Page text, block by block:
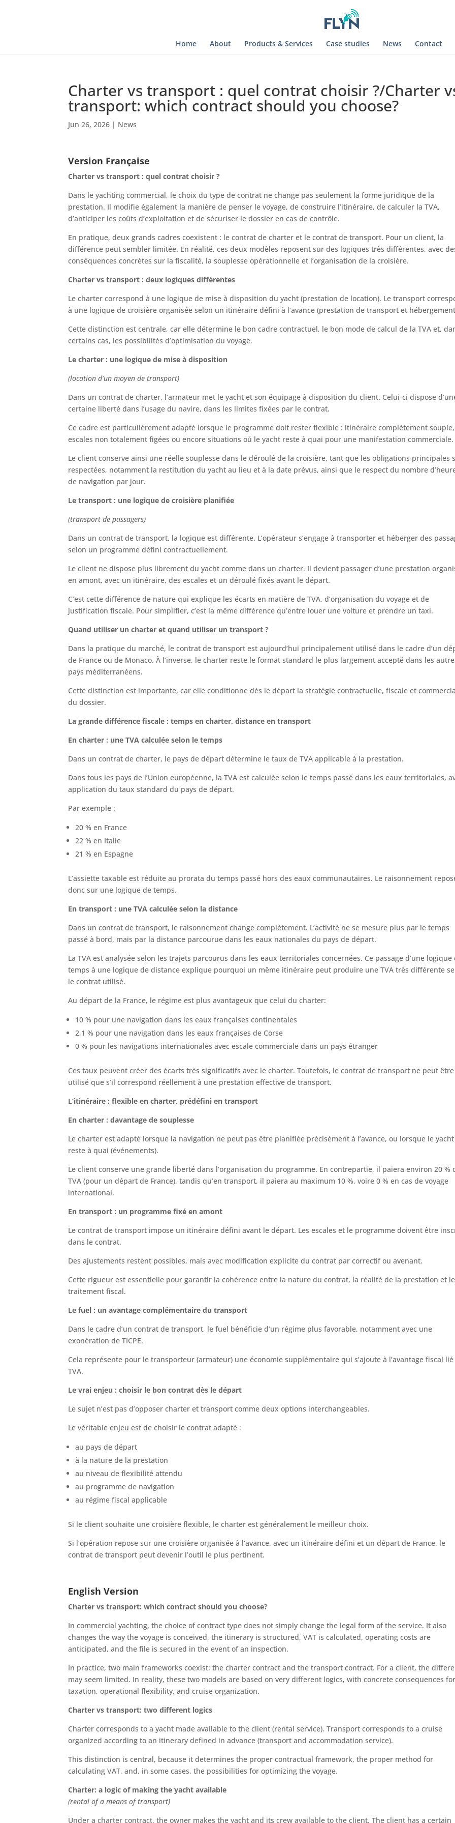
Home About Products & Services Case studies News Contact
Charter vs transport : quel contrat choisir ?/Charter
transport: which contract should you choose?
Jun 26, 2026 | News
Version Française
Charter vs transport : quel contrat choisir ?
Dans le yachting commercial, le choix du type de contrat ne change pas seulement la forme juridique de la
prestation. Il modifie également la manière de penser le voyage, de construire l’itinéraire, de calculer la TVA,
d’anticiper les coûts d’exploitation et de sécuriser le dossier en cas de contrôle.
En pratique, deux grands cadres coexistent : le contrat de charter et le contrat de transport. Pour un client, la
différence peut sembler limitée. En réalité, ces deux modèles reposent sur des logiques très différentes, avec
conséquences concrètes sur la fiscalité, la souplesse opérationnelle et l’organisation de la croisière.
Charter vs transport : deux logiques différentes
Le charter correspond à une logique de mise à disposition du yacht (prestation de location). Le transport
à une logique de croisière organisée selon un itinéraire défini à l’avance (prestation de transport et
Cette distinction est centrale, car elle détermine le bon cadre contractuel, le bon mode de calcul de la TVA et,
certains cas, les possibilités d’optimisation du voyage.
Le charter : une logique de mise à disposition
(location d’un moyen de transport)
Dans un contrat de charter, l’armateur met le yacht et son équipage à disposition du client. Celui-ci dispose
certaine liberté dans l’usage du navire, dans les limites fixées par le contrat.
Ce cadre est particulièrement adapté lorsque le programme doit rester flexible : itinéraire complètement souple,
escales non totalement figées ou encore situations où le yacht reste à quai pour une manifestation commerciale.
Le client conserve ainsi une réelle souplesse dans le déroulé de la croisière, tant que les obligations principales
respectées, notamment la restitution du yacht au lieu et à la date prévus, ainsi que le respect du nombre
de navigation par jour.
Le transport : une logique de croisière planifiée
(transport de passagers)
Dans un contrat de transport, la logique est différente. L’opérateur s’engage à transporter et héberger des
selon un programme défini contractuellement.
Le client ne dispose plus librement du yacht comme dans un charter. Il devient passager d’une prestation
en amont, avec un itinéraire, des escales et un déroulé fixés avant le départ.
C’est cette différence de nature qui explique les écarts en matière de TVA, d’organisation du voyage et de
justification fiscale. Pour simplifier, c’est la même différence qu’entre louer une voiture et prendre un taxi.
Quand utiliser un charter et quand utiliser un transport ?
Dans la pratique du marché, le contrat de transport est aujourd’hui principalement utilisé dans le cadre d’un
de France ou de Monaco. À l’inverse, le charter reste le format standard le plus largement accepté dans les
pays méditerranéens.
Cette distinction est importante, car elle conditionne dès le départ la stratégie contractuelle, fiscale et
du dossier.
La grande différence fiscale : temps en charter, distance en transport
En charter : une TVA calculée selon le temps
Dans un contrat de charter, le pays de départ détermine le taux de TVA applicable à la prestation.
Dans tous les pays de l’Union européenne, la TVA est calculée selon le temps passé dans les eaux territoriales,
application du taux standard du pays de départ.
Par exemple :
20 % en France
22 % en Italie
21 % en Espagne
L’assiette taxable est réduite au prorata du temps passé hors des eaux communautaires. Le raisonnement
donc sur une logique de temps.
En transport : une TVA calculée selon la distance
Dans un contrat de transport, le raisonnement change complètement. L’activité ne se mesure plus par le temps
passé à bord, mais par la distance parcourue dans les eaux nationales du pays de départ.
La TVA est analysée selon les trajets parcourus dans les eaux territoriales concernées. Ce passage d’une logique
temps à une logique de distance explique pourquoi un même itinéraire peut produire une TVA très différente
le contrat utilisé.
Au départ de la France, le régime est plus avantageux que celui du charter:
10 % pour une navigation dans les eaux françaises continentales
2,1 % pour une navigation dans les eaux françaises de Corse
0 % pour les navigations internationales avec escale commerciale dans un pays étranger
Ces taux peuvent créer des écarts très significatifs avec le charter. Toutefois, le contrat de transport ne peut être
utilisé que s’il correspond réellement à une prestation effective de transport.
L’itinéraire : flexible en charter, prédéfini en transport
En charter : davantage de souplesse
Le charter est adapté lorsque la navigation ne peut pas être planifiée précisément à l’avance, ou lorsque le yacht
reste à quai (événements).
Le client conserve une grande liberté dans l’organisation du programme. En contrepartie, il paiera environ 20 %
TVA (pour un départ de France), tandis qu’en transport, il paiera au maximum 10 %, voire 0 % en cas de voyage
international.
En transport : un programme fixé en amont
Le contrat de transport impose un itinéraire défini avant le départ. Les escales et le programme doivent être
dans le contrat.
Des ajustements restent possibles, mais avec modification explicite du contrat par correctif ou avenant.
Cette rigueur est essentielle pour garantir la cohérence entre la nature du contrat, la réalité de la prestation et le
traitement fiscal.
Le fuel : un avantage complémentaire du transport
Dans le cadre d’un contrat de transport, le fuel bénéficie d’un régime plus favorable, notamment avec une
exonération de TICPE.
Cela représente pour le transporteur (armateur) une économie supplémentaire qui s’ajoute à l’avantage fiscal lié
TVA.
Le vrai enjeu : choisir le bon contrat dès le départ
Le sujet n’est pas d’opposer charter et transport comme deux options interchangeables.
Le véritable enjeu est de choisir le contrat adapté :
au pays de départ
à la nature de la prestation
au niveau de flexibilité attendu
au programme de navigation
au régime fiscal applicable
Si le client souhaite une croisière flexible, le charter est généralement le meilleur choix.
Si l’opération repose sur une croisière organisée à l’avance, avec un itinéraire défini et un départ de France, le
contrat de transport peut devenir l’outil le plus pertinent.
English Version
Charter vs transport: which contract should you choose?
In commercial yachting, the choice of contract type does not simply change the legal form of the service. It also
changes the way the voyage is conceived, the itinerary is structured, VAT is calculated, operating costs are
anticipated, and the file is secured in the event of an inspection.
In practice, two main frameworks coexist: the charter contract and the transport contract. For a client, the
may seem limited. In reality, these two models are based on very different logics, with concrete consequences for
taxation, operational flexibility, and cruise organization.
Charter vs transport: two different logics
Charter corresponds to a yacht made available to the client (rental service). Transport corresponds to a cruise
organized according to an itinerary defined in advance (transport and accommodation service).
This distinction is central, because it determines the proper contractual framework, the proper method for
calculating VAT, and, in some cases, the possibilities for optimizing the voyage.
Charter: a logic of making the yacht available
(rental of a means of transport)
Under a charter contract, the owner makes the yacht and its crew available to the client. The client has a certain